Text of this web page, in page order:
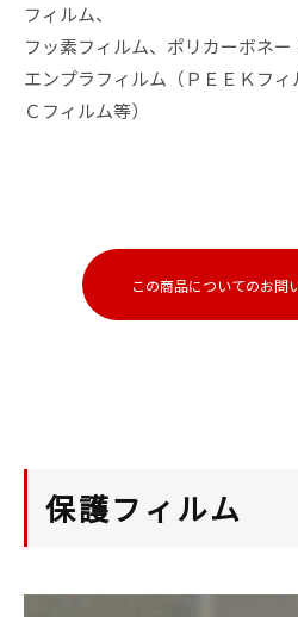
フィルム、
フッ素フィルム、ポリカーボネ
エンプラフィルム（ＰＥＥＫフ
Ｃフィルム等）
この商品についてのお問
保護フィルム